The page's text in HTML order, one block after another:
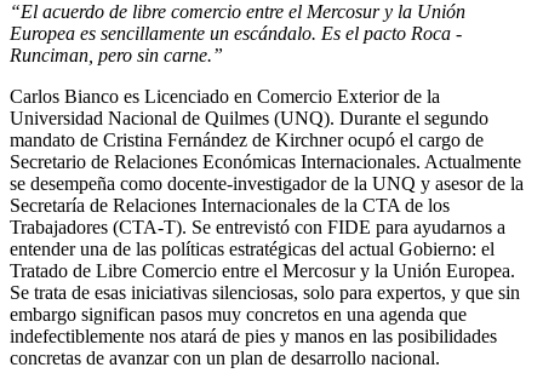
“El acuerdo de libre comercio entre el Mercosur y la Unión
Europea es sencillamente un escándalo. Es el pacto Roca -
Runciman, pero sin carne.”
Carlos Bianco es Licenciado en Comercio Exterior de la
Universidad Nacional de Quilmes (UNQ). Durante el segundo
mandato de Cristina Fernández de Kirchner ocupó el cargo de
Secretario de Relaciones Económicas Internacionales. Actualmente
se desempeña como docente-investigador de la UNQ y asesor de la
Secretaría de Relaciones Internacionales de la CTA de los
Trabajadores (CTA-T). Se entrevistó con FIDE para ayudarnos a
entender una de las políticas estratégicas del actual Gobierno: el
Tratado de Libre Comercio entre el Mercosur y la Unión Europea.
Se trata de esas iniciativas silenciosas, solo para expertos, y que sin
embargo significan pasos muy concretos en una agenda que
indefectiblemente nos atará de pies y manos en las posibilidades
concretas de avanzar con un plan de desarrollo nacional.